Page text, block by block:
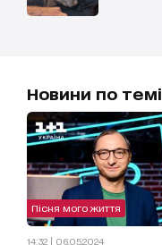
Новини по темі
Пісня мого життя
14:32 | 06.05.2024